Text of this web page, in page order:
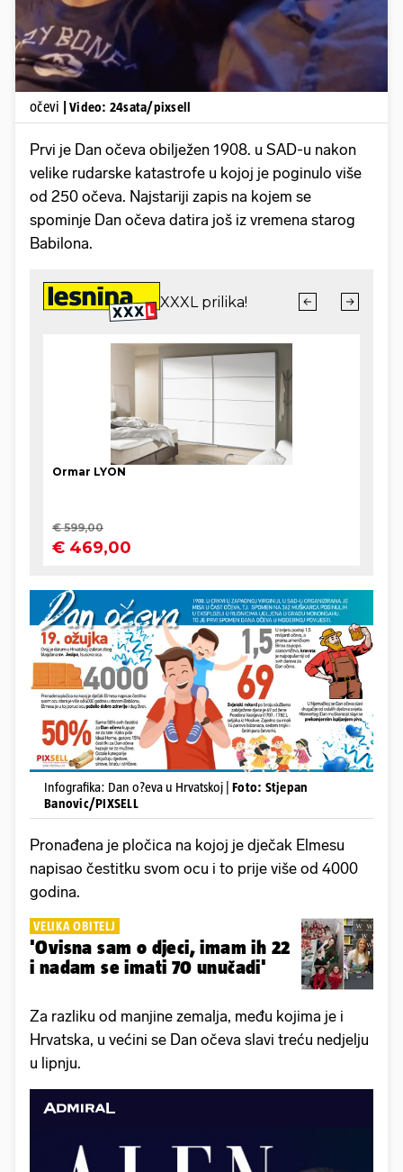
očevi | Video: 24sata/pixsell
Prvi je Dan očeva obilježen 1908. u SAD-u nakon
velike rudarske katastrofe u kojoj je poginulo više
od 250 očeva. Najstariji zapis na kojem se
spominje Dan očeva datira još iz vremena starog
Babilona.
Infografika: Dan o?eva u Hrvatskoj | Foto: Stjepan
Banovic/PIXSELL
Pronađena je pločica na kojoj je dječak Elmesu
napisao čestitku svom ocu i to prije više od 4000
godina.
VELIKA OBITELJ
'Ovisna sam o djeci, imam ih 22
i nadam se imati 70 unučadi'
Za razliku od manjine zemalja, među kojima je i
Hrvatska, u većini se Dan očeva slavi treću nedjelju
u lipnju.